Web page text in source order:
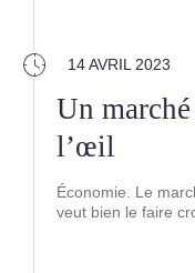
14 AVRIL 2023
Un
l’œil
Économie. Le
veut bien le faire